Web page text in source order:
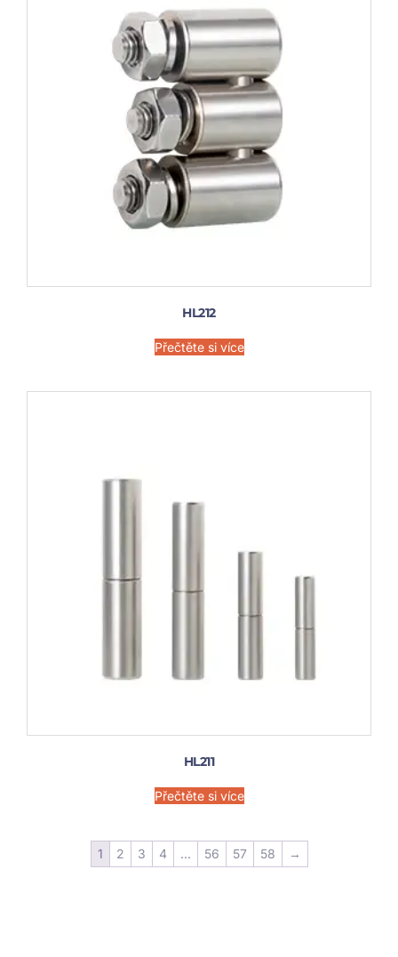
HL212
Přečtěte si více
HL211
Přečtěte si více
1 2 3 4 ... 56 57 58 →